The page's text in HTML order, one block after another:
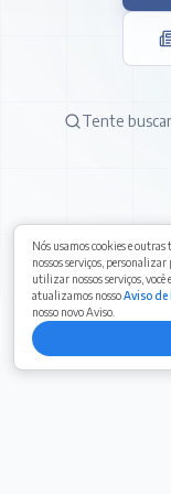
Nós usamos cookies e
nossos serviços,
utilizar nossos serviços,
atualizamos nossoAviso
nosso novo Aviso.
Tente